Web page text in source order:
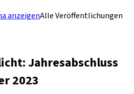
anzeigenAlle Veröffentlichungen
Jahresabschluss
2023